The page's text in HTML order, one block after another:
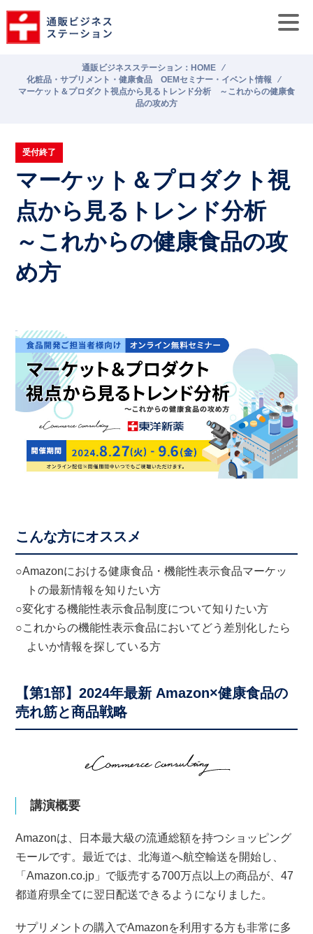
通販ビジネスステーション：HOME
⁄
化粧品・サプリメント・健康食品 OEMセミナー・イベント情報
⁄
マーケット＆プロダクト視点から見るトレンド分析 ～これからの健康食
品の攻め方
マーケット＆プロダクト視
点から見るトレンド分析
～これからの健康食品の攻
め方
受付終了
こんな方にオススメ
○Amazonにおける健康食品・機能性表示食品マーケッ
トの最新情報を知りたい方
○変化する機能性表示食品制度について知りたい方
○これからの機能性表示食品においてどう差別化したら
よいか情報を探している方
【第1部】2024年最新 Amazon×健康食品の
売れ筋と商品戦略
講演概要
Amazonは、日本最大級の流通総額を持つショッピング
モールです。最近では、北海道へ航空輸送を開始し、
「Amazon.co.jp」で販売する700万点以上の商品が、47
都道府県全てに翌日配送できるようになりました。
サプリメントの購入でAmazonを利用する方も非常に多